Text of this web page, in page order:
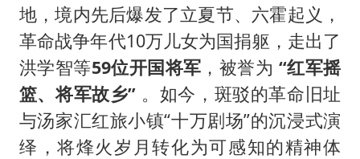
地，境内先后爆发了立夏节、六霍起义，
革命战争年代10万儿女为国捐躯，走出了
洪学智等59位开国将军 ，被誉为 “红军摇
篮、将军故乡” 。如今，斑驳的革命旧址
与汤家汇红旅小镇“十万剧场”的沉浸式演
绎，将烽火岁月转化为可感知的精神体